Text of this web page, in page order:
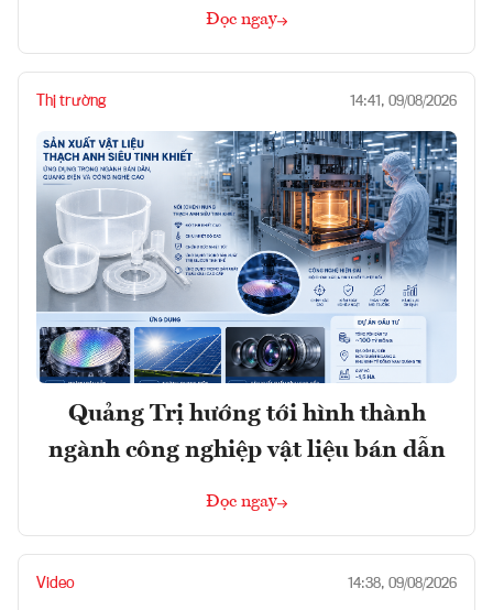
Đọc ngay
Thị trường 14:41, 09/08/2026
Quảng Trị hướng tới hình thành
ngành công nghiệp vật liệu bán dẫn
Đọc ngay
Video 14:38, 09/08/2026